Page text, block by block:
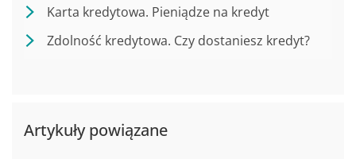
Karta kredytowa. Pieniądze na kredyt
Zdolność kredytowa. Czy dostaniesz kredyt?
Artykuły powiązane